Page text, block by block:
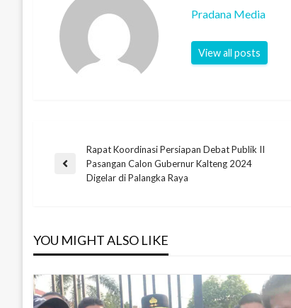
Pradana Media
View all posts
Rapat Koordinasi Persiapan Debat Publik II
Pasangan Calon Gubernur Kalteng 2024
Digelar di Palangka Raya
YOU MIGHT ALSO LIKE